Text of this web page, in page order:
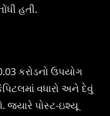
હતી.
કરોડનો ઉપયોગ
વધારો અને દેવું
જ્યારે પોસ્ટ-ઇશ્યૂ